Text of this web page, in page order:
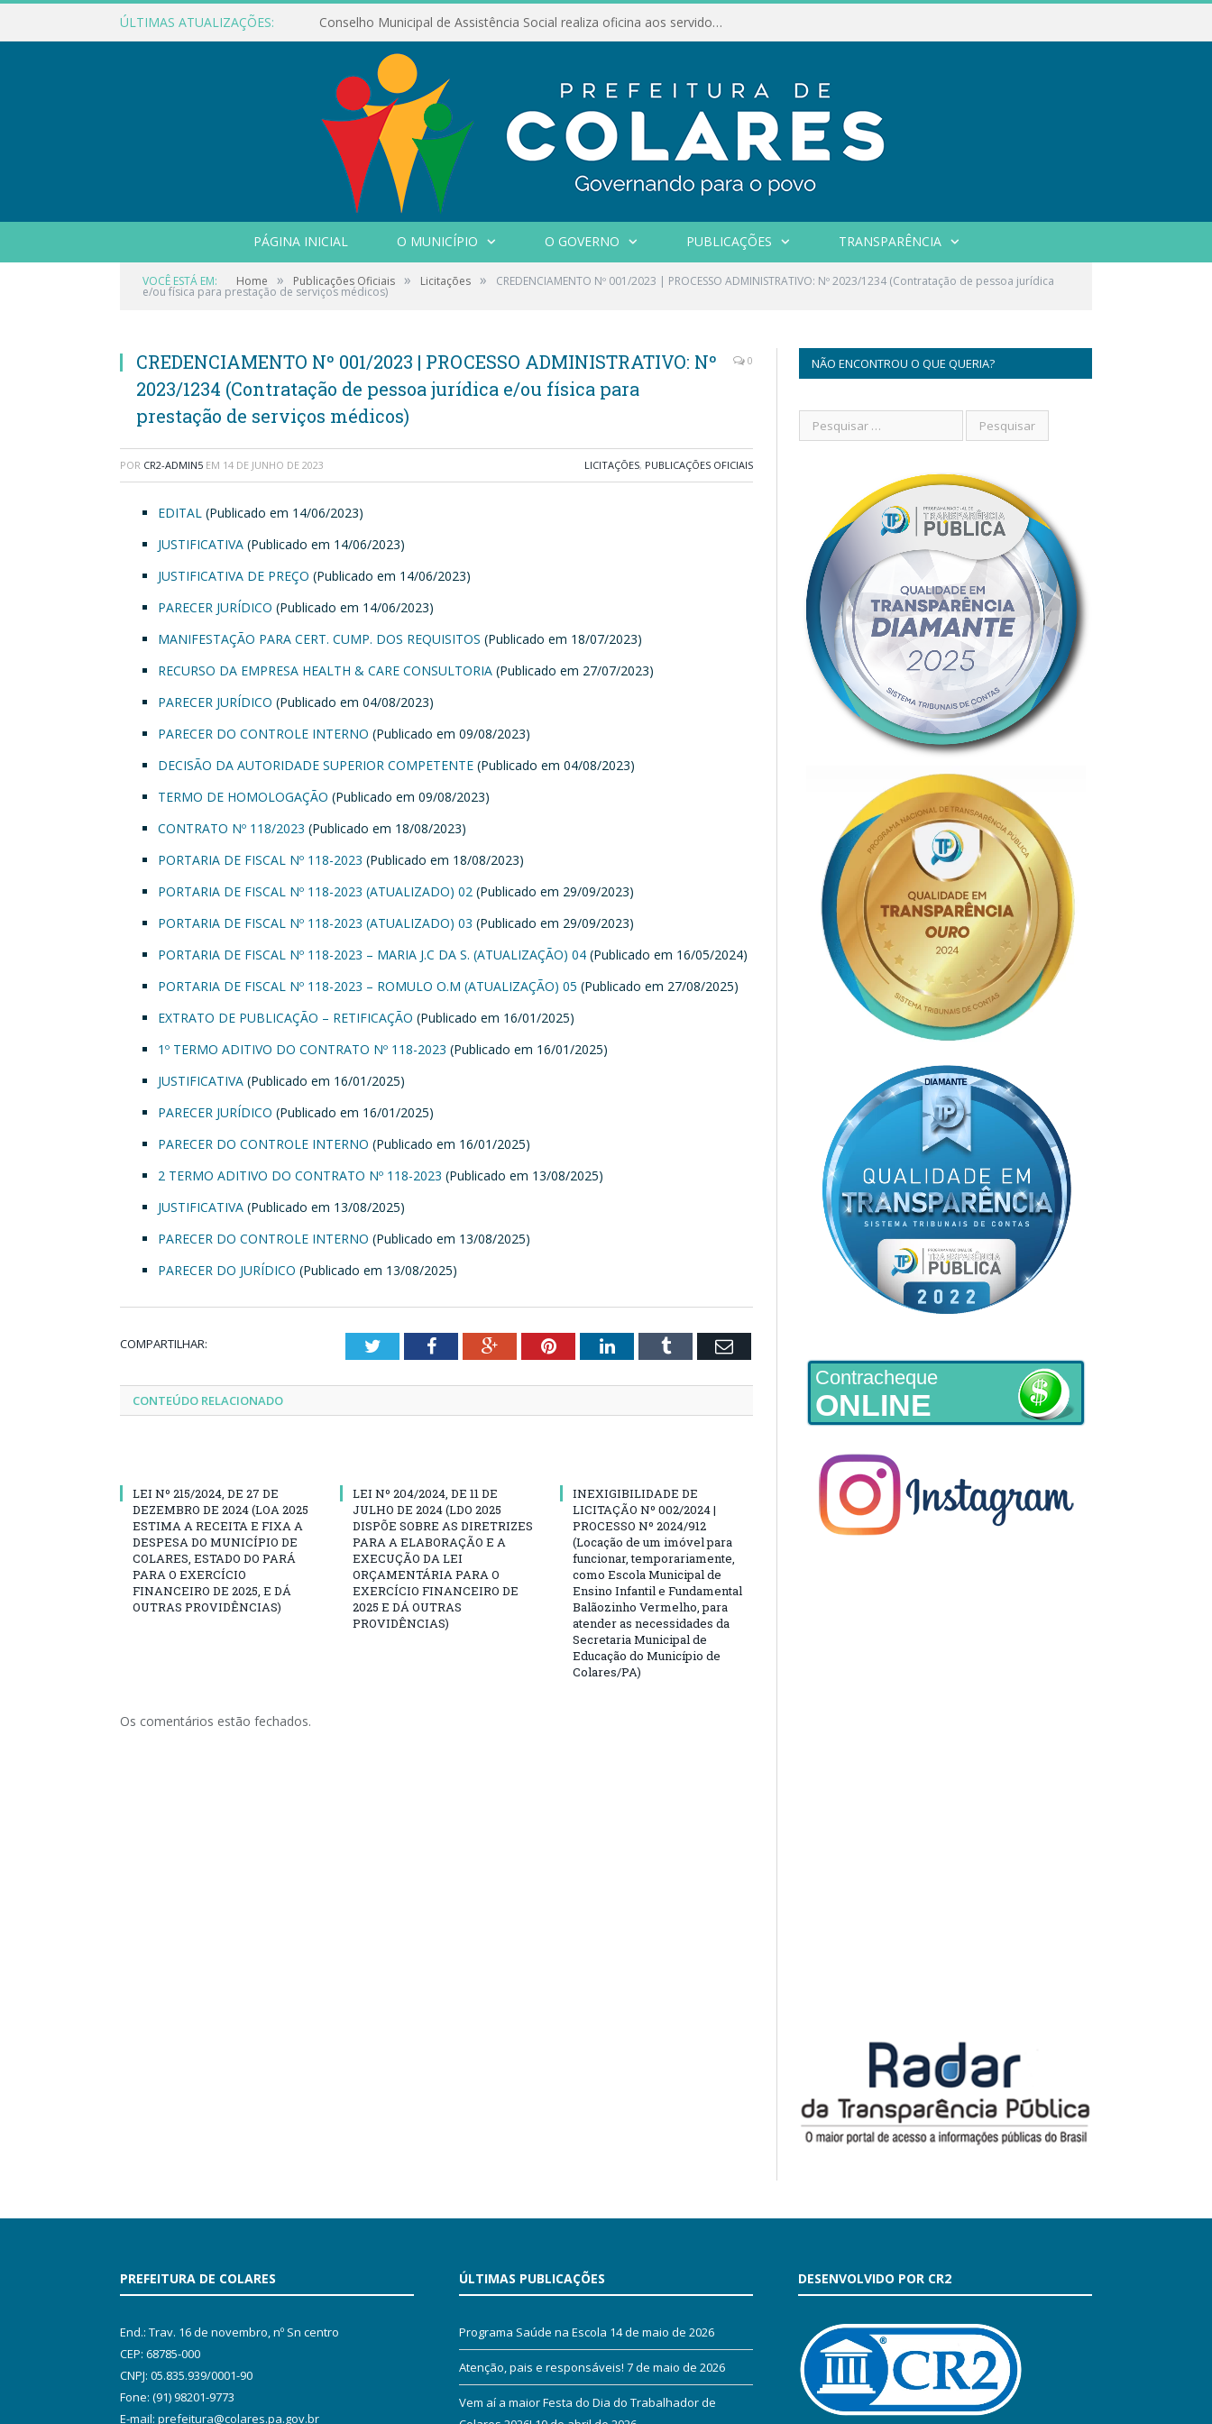
ÚLTIMAS ATUALIZAÇÕES: Conselho Municipal de Assistência Social realiza oficina aos servidores
PÁGINA INICIAL O MUNICÍPIO O GOVERNO PUBLICAÇÕES TRANSPARÊNCIA
VOCÊ ESTÁ EM: Home » Publicações Oficiais » Licitações » CREDENCIAMENTO Nº 001/2023 | PROCESSO ADMINISTRATIVO: Nº 2023/1234 (Contratação de pessoa jurídica
e/ou física para prestação de serviços médicos)
CREDENCIAMENTO Nº 001/2023 | PROCESSO ADMINISTRATIVO: Nº
2023/1234 (Contratação de pessoa jurídica e/ou física para
prestação de serviços médicos)
0
POR CR2-ADMIN5 EM 14 DE JUNHO DE 2023 LICITAÇÕES, PUBLICAÇÕES OFICIAIS
EDITAL (Publicado em 14/06/2023)
JUSTIFICATIVA (Publicado em 14/06/2023)
JUSTIFICATIVA DE PREÇO (Publicado em 14/06/2023)
PARECER JURÍDICO (Publicado em 14/06/2023)
MANIFESTAÇÃO PARA CERT. CUMP. DOS REQUISITOS (Publicado em 18/07/2023)
RECURSO DA EMPRESA HEALTH & CARE CONSULTORIA (Publicado em 27/07/2023)
PARECER JURÍDICO (Publicado em 04/08/2023)
PARECER DO CONTROLE INTERNO (Publicado em 09/08/2023)
DECISÃO DA AUTORIDADE SUPERIOR COMPETENTE (Publicado em 04/08/2023)
TERMO DE HOMOLOGAÇÃO (Publicado em 09/08/2023)
CONTRATO Nº 118/2023 (Publicado em 18/08/2023)
PORTARIA DE FISCAL Nº 118-2023 (Publicado em 18/08/2023)
PORTARIA DE FISCAL Nº 118-2023 (ATUALIZADO) 02 (Publicado em 29/09/2023)
PORTARIA DE FISCAL Nº 118-2023 (ATUALIZADO) 03 (Publicado em 29/09/2023)
PORTARIA DE FISCAL Nº 118-2023 – MARIA J.C DA S. (ATUALIZAÇÃO) 04 (Publicado em 16/05/2024)
PORTARIA DE FISCAL Nº 118-2023 – ROMULO O.M (ATUALIZAÇÃO) 05 (Publicado em 27/08/2025)
EXTRATO DE PUBLICAÇÃO – RETIFICAÇÃO (Publicado em 16/01/2025)
1º TERMO ADITIVO DO CONTRATO Nº 118-2023 (Publicado em 16/01/2025)
JUSTIFICATIVA (Publicado em 16/01/2025)
PARECER JURÍDICO (Publicado em 16/01/2025)
PARECER DO CONTROLE INTERNO (Publicado em 16/01/2025)
2 TERMO ADITIVO DO CONTRATO Nº 118-2023 (Publicado em 13/08/2025)
JUSTIFICATIVA (Publicado em 13/08/2025)
PARECER DO CONTROLE INTERNO (Publicado em 13/08/2025)
PARECER DO JURÍDICO (Publicado em 13/08/2025)
COMPARTILHAR: TwitterFacebookGoogle+PinterestLinkedInTumblr Email
CONTEÚDO RELACIONADO
LEI Nº 215/2024, DE 27 DE
DEZEMBRO DE 2024 (LOA 2025
ESTIMA A RECEITA E FIXA A
DESPESA DO MUNICÍPIO DE
COLARES, ESTADO DO PARÁ
PARA O EXERCÍCIO
FINANCEIRO DE 2025, E DÁ
OUTRAS PROVIDÊNCIAS)
LEI Nº 204/2024, DE 11 DE
JULHO DE 2024 (LDO 2025
DISPÕE SOBRE AS DIRETRIZES
PARA A ELABORAÇÃO E A
EXECUÇÃO DA LEI
ORÇAMENTÁRIA PARA O
EXERCÍCIO FINANCEIRO DE
2025 E DÁ OUTRAS
PROVIDÊNCIAS)
INEXIGIBILIDADE DE
LICITAÇÃO Nº 002/2024 |
PROCESSO Nº 2024/912
(Locação de um imóvel para
funcionar, temporariamente,
como Escola Municipal de
Ensino Infantil e Fundamental
Balãozinho Vermelho, para
atender as necessidades da
Secretaria Municipal de
Educação do Município de
Colares/PA)
Os comentários estão fechados.
NÃO ENCONTROU O QUE QUERIA?
Contracheque
ONLINE
PREFEITURA DE COLARES
End.: Trav. 16 de novembro, nº Sn centro
CEP: 68785-000
CNPJ: 05.835.939/0001-90
Fone: (91) 98201-9773
E-mail: prefeitura@colares.pa.gov.br
ÚLTIMAS PUBLICAÇÕES
Programa Saúde na Escola 14 de maio de 2026
Atenção, pais e responsáveis! 7 de maio de 2026
Vem aí a maior Festa do Dia do Trabalhador de
DESENVOLVIDO POR CR2